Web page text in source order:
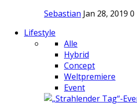
Sebastian Jan 28, 2019 0
Lifestyle
Alle
Hybrid
Concept
Weltpremiere
Event